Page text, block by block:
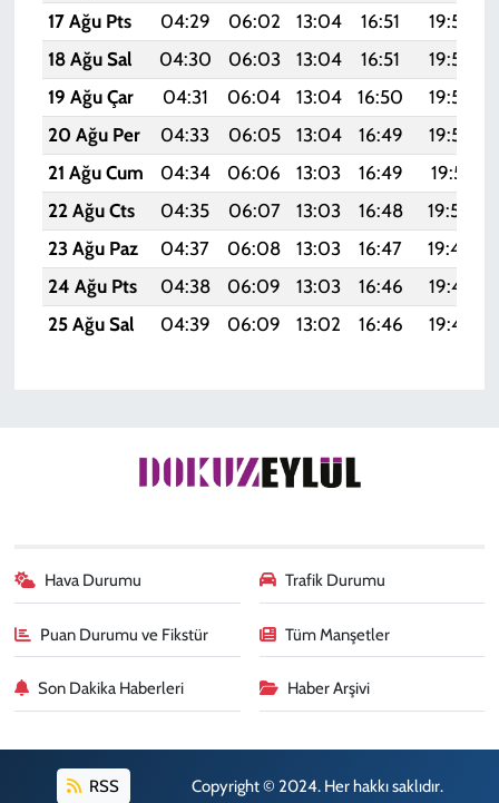
17 Ağu Pts
04:29 06:02 13:04 16:51 19:57
18 Ağu Sal
04:30 06:03 13:04 16:51 19:55
19 Ağu Çar
04:31 06:04 13:04 16:50 19:54
20 Ağu Per
04:33 06:05 13:04 16:49 19:53
21 Ağu Cum
04:34 06:06 13:03 16:49 19:51
22 Ağu Cts
04:35 06:07 13:03 16:48 19:50
23 Ağu Paz
04:37 06:08 13:03 16:47 19:48
24 Ağu Pts
04:38 06:09 13:03 16:46
19:47
25 Ağu Sal
04:39 06:09 13:02 16:46 19:45
Hava Durumu Trafik Durumu
Puan Durumu ve Fikstür Tüm Manşetler
Son Dakika Haberleri Haber Arşivi
RSS Copyright © 2024. Her hakkı saklıdır.